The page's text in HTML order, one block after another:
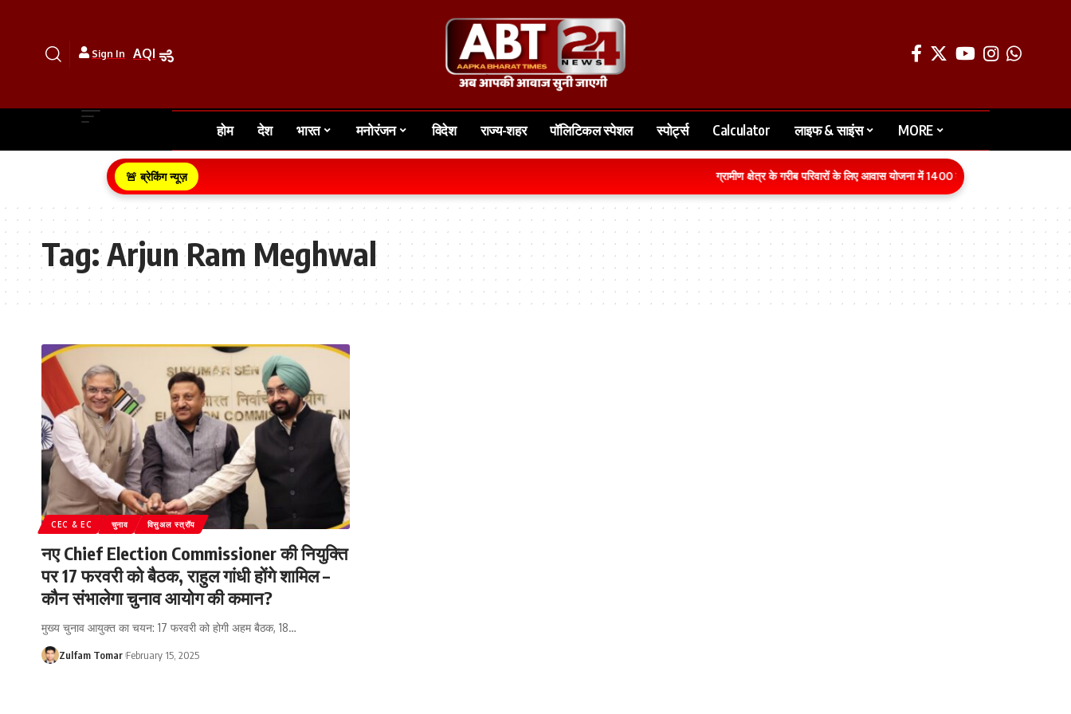
Sign In AQI
होम देश भारत मनोरंजन विदेश राज्य-शहर पॉलिटिकल स्पेशल स्पोर्ट्स Calculator लाइफ & साइंस MORE
🚨 ब्रेकिंग न्यूज़ ग्रामीण क्षेत्र के गरीब परिवारों के लिए आवास योजना में 1400 करोड़ रुपये का बजट वित्तीय
Tag:Arjun Ram Meghwal
CEC & EC चुनाव विसुअल स्त्रॉय
नए Chief Election Commissioner की नियुक्ति
पर 17 फरवरी को बैठक, राहुल गांधी होंगे शामिल –
कौन संभालेगा चुनाव आयोग की कमान?
मुख्य चुनाव आयुक्त का चयन: 17 फरवरी को होगी अहम बैठक, 18…
Zulfam Tomar February 15, 2025